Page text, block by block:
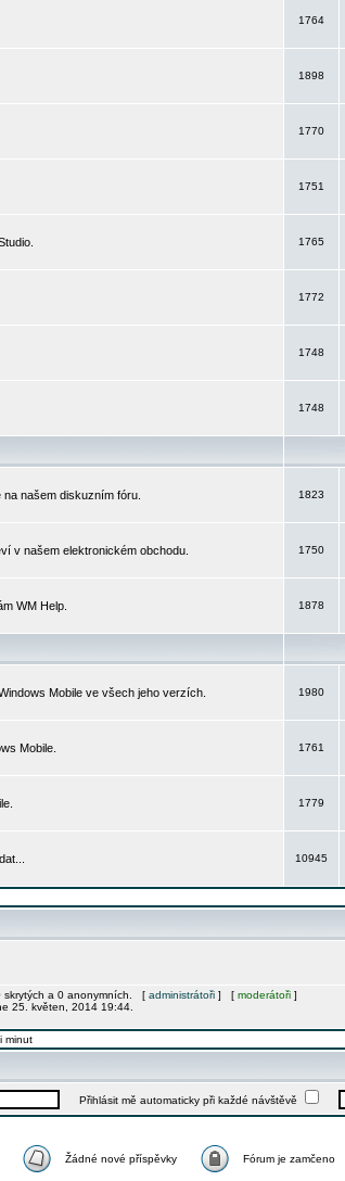
1764
1898
1770
1751
1765
1772
1748
1748
našem diskuzním fóru.
1823
v našem elektronickém obchodu.
1750
WM Help.
1878
Mobile ve všech jeho verzích.
1980
Mobile.
1761
1779
10945
skrytých a 0 anonymních. [ administrátoři ] [ moderátoři ]
25. květen, 2014 19:44.
minut
Přihlásit mě automaticky při každé návštěvě
Žádné nové příspěvky Fórum je zamčeno